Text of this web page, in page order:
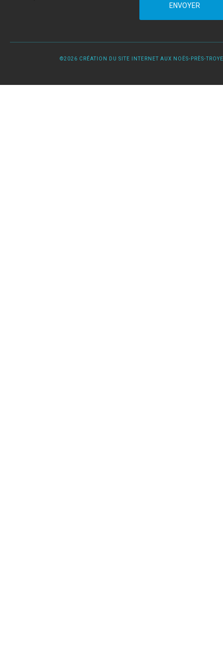
ENVOYER
©2026 CRÉATION DU SITE INTERNET AUX NOËS-PRÈS-